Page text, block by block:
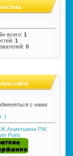
всего: 1
1
0
сайта
с нами
:)
Ахметшина Р.М.
Point